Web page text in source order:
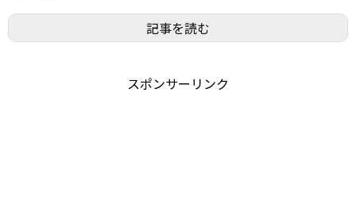
記事を読む
スポンサーリンク